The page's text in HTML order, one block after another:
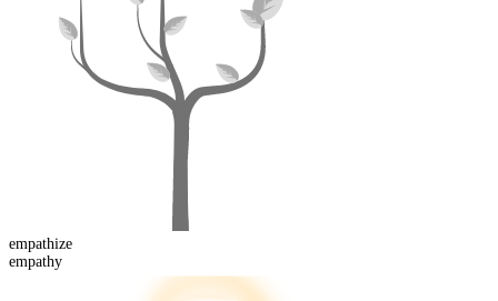
empathize
empathy